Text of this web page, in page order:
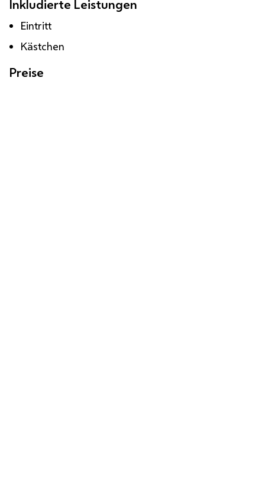
Inkludierte Leistungen
Eintritt
Kästchen
Preise